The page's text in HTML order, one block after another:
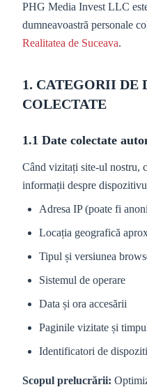
PHG Media Invest LLC
dumneavoastră personale
Realitatea de Suceava.
1. CATEGORII DE
COLECTATE
1.1 Date colectate
Când vizitați site-ul nostru,
informații despre
Adresa IP (poate fi
Locația geografică
Tipul și versiunea
Sistemul de operare
Data și ora accesării
Paginile vizitate și
Identificatori de
Scopul prelucrării: